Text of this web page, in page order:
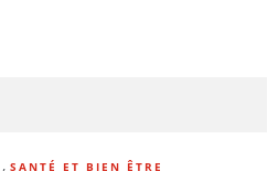
, SANTÉ ET BIEN ÊTRE